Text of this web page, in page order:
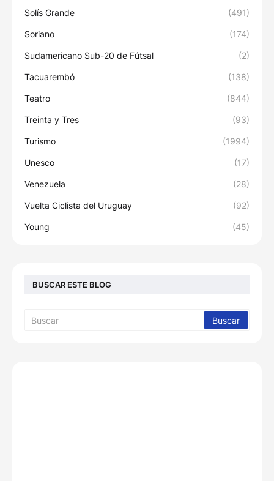
Solís Grande (491)
Soriano (174)
Sudamericano Sub-20 de Fútsal (2)
Tacuarembó (138)
Teatro (844)
Treinta y Tres (93)
Turismo (1994)
Unesco (17)
Venezuela (28)
Vuelta Ciclista del Uruguay (92)
Young (45)
BUSCAR ESTE BLOG